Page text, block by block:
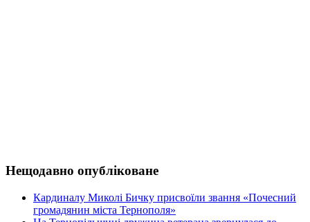
Нещодавно опубліковане
Кардиналу Миколі Бичку присвоїли звання «Почесний
громадянин міста Тернополя»